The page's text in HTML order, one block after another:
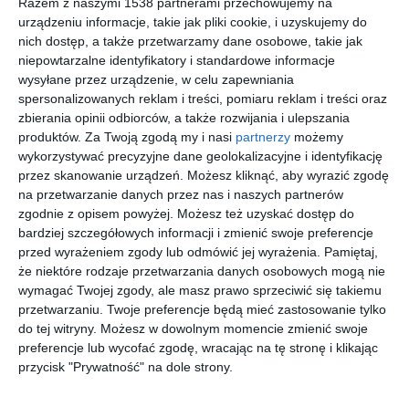
Razem z naszymi 1538 partnerami przechowujemy na
urządzeniu informacje, takie jak pliki cookie, i uzyskujemy do
nich dostęp, a także przetwarzamy dane osobowe, takie jak
niepowtarzalne identyfikatory i standardowe informacje
wysyłane przez urządzenie, w celu zapewniania
spersonalizowanych reklam i treści, pomiaru reklam i treści oraz
zbierania opinii odbiorców, a także rozwijania i ulepszania
produktów. Za Twoją zgodą my i nasi partnerzy możemy
wykorzystywać precyzyjne dane geolokalizacyjne i identyfikację
przez skanowanie urządzeń. Możesz kliknąć, aby wyrazić zgodę
na przetwarzanie danych przez nas i naszych partnerów
zgodnie z opisem powyżej. Możesz też uzyskać dostęp do
bardziej szczegółowych informacji i zmienić swoje preferencje
przed wyrażeniem zgody lub odmówić jej wyrażenia. Pamiętaj,
że niektóre rodzaje przetwarzania danych osobowych mogą nie
wymagać Twojej zgody, ale masz prawo sprzeciwić się takiemu
przetwarzaniu. Twoje preferencje będą mieć zastosowanie tylko
do tej witryny. Możesz w dowolnym momencie zmienić swoje
preferencje lub wycofać zgodę, wracając na tę stronę i klikając
przycisk "Prywatność" na dole strony.
Czarny kran z kolekcji
KLUDI BINGO STAR
zamontowany w
kuchni do blatu
Dodaj do ulubionych
Realizacja The Wall
Architektura -
Minimalizm najlepszy
do życia.